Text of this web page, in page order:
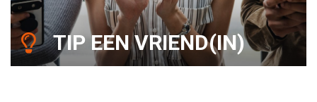
TIP EEN VRIEND(IN)